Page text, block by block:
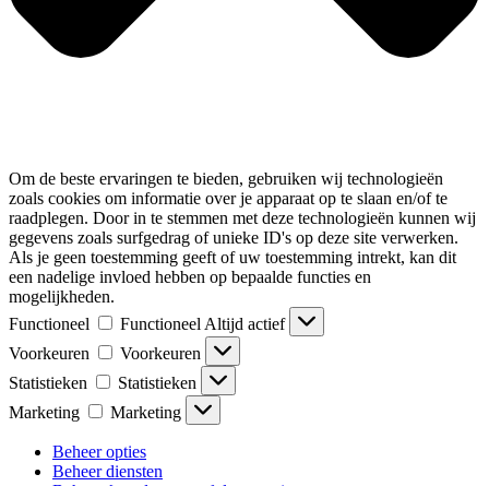
Om de beste ervaringen te bieden, gebruiken wij technologieën
zoals cookies om informatie over je apparaat op te slaan en/of te
raadplegen. Door in te stemmen met deze technologieën kunnen wij
gegevens zoals surfgedrag of unieke ID's op deze site verwerken.
Als je geen toestemming geeft of uw toestemming intrekt, kan dit
een nadelige invloed hebben op bepaalde functies en
mogelijkheden.
Functioneel
Functioneel Altijd actief
Voorkeuren
Voorkeuren
Statistieken
Statistieken
Marketing
Marketing
Beheer opties
Beheer diensten